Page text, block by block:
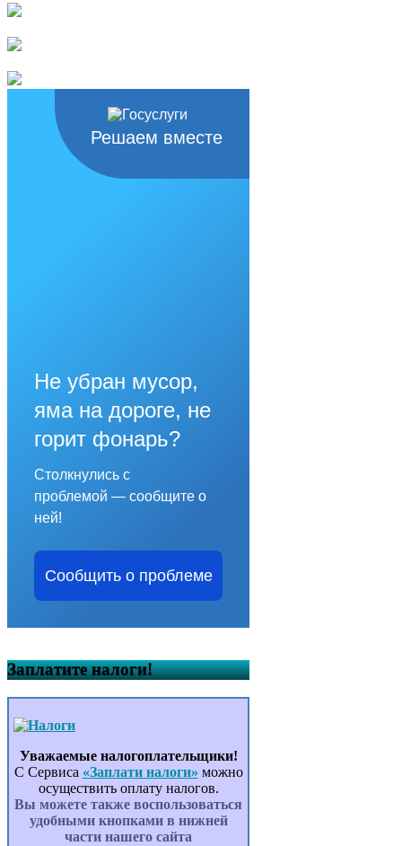
Решаем вместе
Не убран мусор,
яма на дороге, не
горит фонарь?
Столкнулись с
проблемой — сообщите о
ней!
Сообщить о проблеме
Заплатите налоги!
Уважаемые налогоплательщики!
С Сервиса «Заплати налоги» можно
осуществить оплату налогов.
Вы можете также воспользоваться
удобными кнопками в нижней
части нашего сайта